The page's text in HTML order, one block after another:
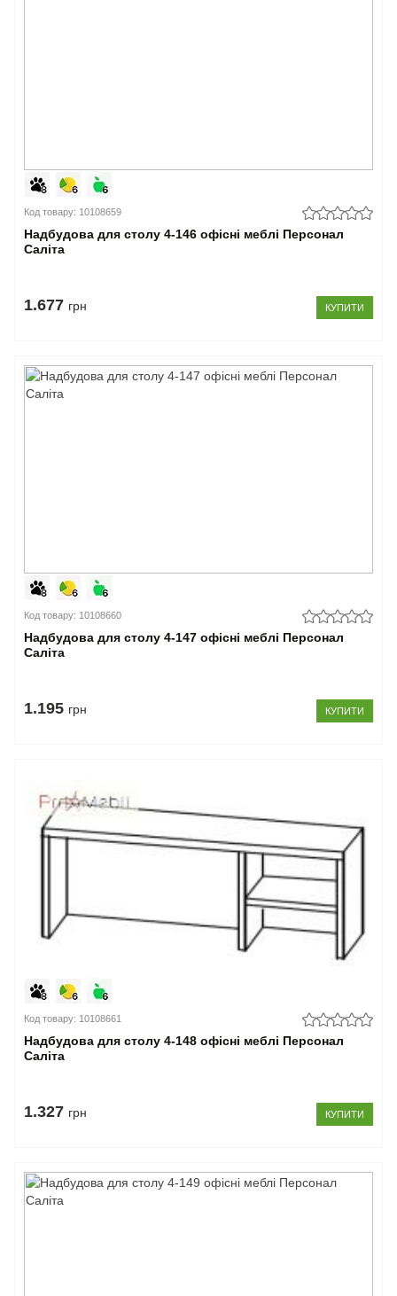
Код товару: 10108659
Надбудова для столу 4-146 офісні меблі Персонал
Саліта
1.677 грн КУПИТИ
Код товару: 10108660
Надбудова для столу 4-147 офісні меблі Персонал
Саліта
1.195 грн КУПИТИ
Код товару: 10108661
Надбудова для столу 4-148 офісні меблі Персонал
Саліта
1.327 грн КУПИТИ